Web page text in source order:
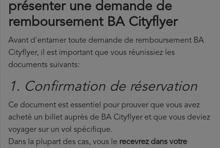
présenter une demande de
remboursement BA Cityflyer
Avant d'entamer toute demande de remboursement BA
Cityflyer, il est important que vous réunissiez les
documents suivants:
1. Confirmation de réservation
Ce document est essentiel pour prouver que vous avez
acheté un billet auprès de BA Cityflyer et que vous deviez
voyager sur un vol spécifique.
Dans la plupart des cas, vous le recevrez dans votre